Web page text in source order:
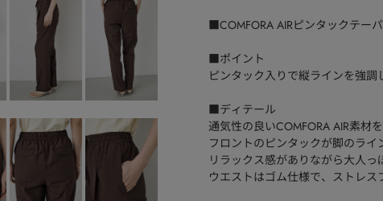
■COMFORA AIRピンタックテー
■ポイント
ピンタック入りで縦ラインを強調
■ディテール
通気性の良いCOMFORA AIR素材
フロントのピンタックが脚のライ
リラックス感がありながら大人っ
ウエストはゴム仕様で、ストレス